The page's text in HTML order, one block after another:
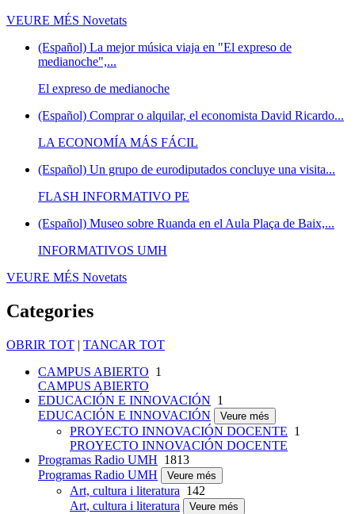
VEURE MÉS Novetats
(Español) La mejor música viaja en "El expreso de
medianoche",...
El expreso de medianoche
(Español) Comprar o alquilar, el economista David Ricardo...
LA ECONOMÍA MÁS FÁCIL
(Español) Un grupo de eurodiputados concluye una visita...
FLASH INFORMATIVO PE
(Español) Museo sobre Ruanda en el Aula Plaça de Baix,...
INFORMATIVOS UMH
VEURE MÉS Novetats
Categories
OBRIR TOT | TANCAR TOT
CAMPUS ABIERTO 1
CAMPUS ABIERTO
EDUCACIÓN E INNOVACIÓN 1
EDUCACIÓN E INNOVACIÓN
Veure més
PROYECTO INNOVACIÓN DOCENTE 1
PROYECTO INNOVACIÓN DOCENTE
Programas Radio UMH 1813
Programas Radio UMH
Veure més
Art, cultura i literatura 142
Art, cultura i literatura
Veure més